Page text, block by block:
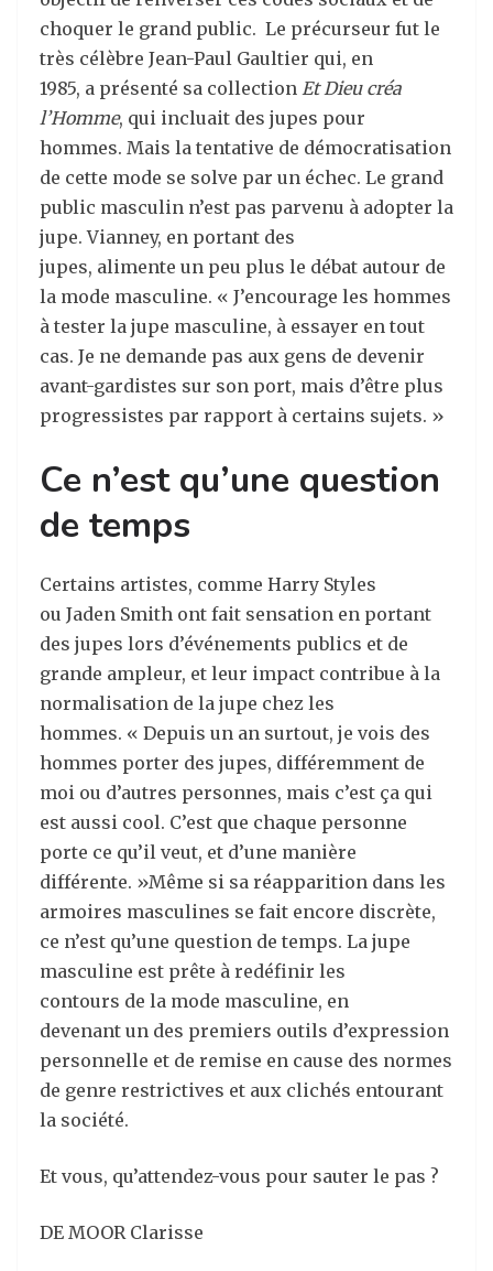
choquer le grand public. Le précurseur fut le
très célèbre Jean-Paul Gaultier qui, en
1985, a présenté sa collection Et Dieu créa
l’Homme, qui incluait des jupes pour
hommes. Mais la tentative de démocratisation
de cette mode se solve par un échec. Le grand
public masculin n’est pas parvenu à adopter la
jupe. Vianney, en portant des
jupes, alimente un peu plus le débat autour de
la mode masculine. « J’encourage les hommes
à tester la jupe masculine, à essayer en tout
cas. Je ne demande pas aux gens de devenir
avant-gardistes sur son port, mais d’être plus
progressistes par rapport à certains sujets. »
Ce n’est qu’une question
de temps
Certains artistes, comme Harry Styles
ou Jaden Smith ont fait sensation en portant
des jupes lors d’événements publics et de
grande ampleur, et leur impact contribue à la
normalisation de la jupe chez les
hommes. « Depuis un an surtout, je vois des
hommes porter des jupes, différemment de
moi ou d’autres personnes, mais c’est ça qui
est aussi cool. C’est que chaque personne
porte ce qu’il veut, et d’une manière
différente. »Même si sa réapparition dans les
armoires masculines se fait encore discrète,
ce n’est qu’une question de temps. La jupe
masculine est prête à redéfinir les
contours de la mode masculine, en
devenant un des premiers outils d’expression
personnelle et de remise en cause des normes
de genre restrictives et aux clichés entourant
la société.
Et vous, qu’attendez-vous pour sauter le pas ?
DE MOOR Clarisse